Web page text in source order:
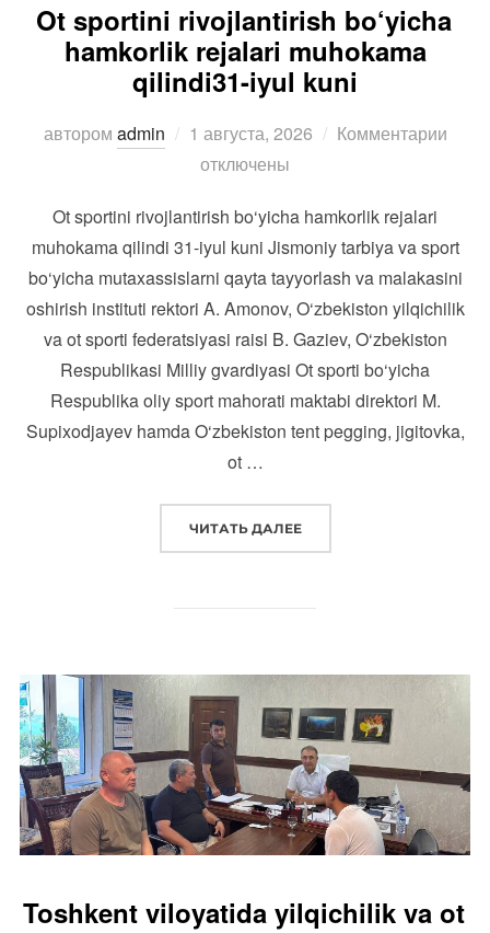
Ot sportini rivojlantirish bo‘yicha
hamkorlik rejalari muhokama
qilindi31-iyul kuni
автором admin Опубликовано
1 августа, 2026
Комментарии
отключены
Ot sportini rivojlantirish bo‘yicha hamkorlik rejalari
muhokama qilindi 31-iyul kuni Jismoniy tarbiya va sport
bo‘yicha mutaxassislarni qayta tayyorlash va malakasini
oshirish instituti rektori A. Amonov, O‘zbekiston yilqichilik
va ot sporti federatsiyasi raisi B. Gaziev, O‘zbekiston
Respublikasi Milliy gvardiyasi Ot sporti bo‘yicha
Respublika oliy sport mahorati maktabi direktori M.
Supixodjayev hamda O‘zbekiston tent pegging, jigitovka,
ot …
ЧИТАТЬ ДАЛЕЕ“OT SPORTINI
Toshkent viloyatida yilqichilik va ot